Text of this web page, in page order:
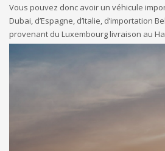
Vous pouvez donc avoir un véhicule
Dubai, d’Espagne, d’Italie, d’importation
provenant du Luxembourg livraison au